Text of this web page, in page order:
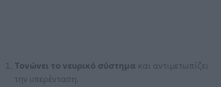
Τονώνει το νευρικό σύστημα και αντιμετωπίζει
την υπερένταση.